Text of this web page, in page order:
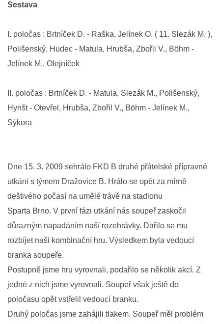
FKD B
STARŠÍ DOROST
STARŠÍ ŽÁCI
MLADŠÍ ŽÁCI
MLADŠÍ ŽÁCI "B"
MLADŠÍ PŘÍPRAVKA R2014-2015
Sestava
I. poločas : Brtníček D. - Raška, Jelínek O. ( 11. Slezák M. ),
Polišenský, Hudec - Matula, Hrubša, Zbořil V., Böhm -
Jelínek M., Olejníček
II. poločas : Brtníček D. - Matula, Slezák M., Polišenský,
Hynšt - Otevřel, Hrubša, Zbořil V., Böhm - Jelínek M.,
Sýkora
Dne 15. 3. 2009 sehrálo FKD B druhé přátelské přípravné
utkání s týmem Dražovice B. Hrálo se opět za mírně
deštivého počasí na umělé trávě na stadionu
Sparta Brno. V první fázi utkání nás soupeř zaskočil
důrazným napadáním naší rozehrávky. Dařilo se mu
rozbíjet naši kombinační hru. Výsledkem byla vedoucí
branka soupeře.
Postupně jsme hru vyrovnali, podařilo se několik akcí. Z
jedné z nich jsme vyrovnali. Soupeř však ještě do
poločasu opět vstřelil vedoucí branku.
Druhý poločas jsme zahájili tlakem. Soupeř měl problém